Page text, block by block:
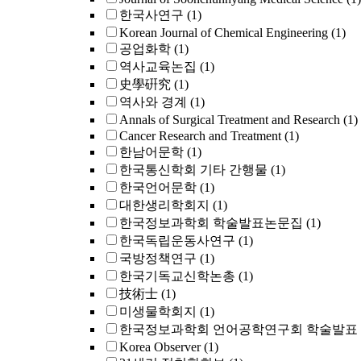
한국사연구 (1)
Korean Journal of Chemical Engineering (1)
공업화학 (1)
역사교육논집 (1)
史學硏究 (1)
역사와 경계 (1)
Annals of Surgical Treatment and Research (1)
Cancer Research and Treatment (1)
한남어문학 (1)
한국통신학회 기타 간행물 (1)
한국언어문학 (1)
대한생리학회지 (1)
한국정보과학회 학술발표논문집 (1)
한국독립운동사연구 (1)
국방정책연구 (1)
한국기독교신학논총 (1)
技術士 (1)
미생물학회지 (1)
한국정보과학회 언어공학연구회 학술발표
Korea Observer (1)